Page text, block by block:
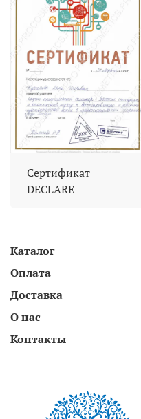
Сертификат
DECLARE
Каталог
Оплата
Доставка
О нас
Контакты